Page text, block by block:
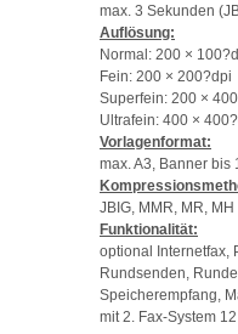
max. 3 Sekunden
Auflösung:
Normal: 200 ×
Fein: 200 × 200?dpi
Superfein: 200 ×
Ultrafein: 400 ×
Vorlagenformat:
max. A3, Banner bis
JBIG, MMR, MR, MH
Funktionalität:
optional Internetfax,
Rundsenden,
Speicherempfang,
mit 2. Fax-System 12